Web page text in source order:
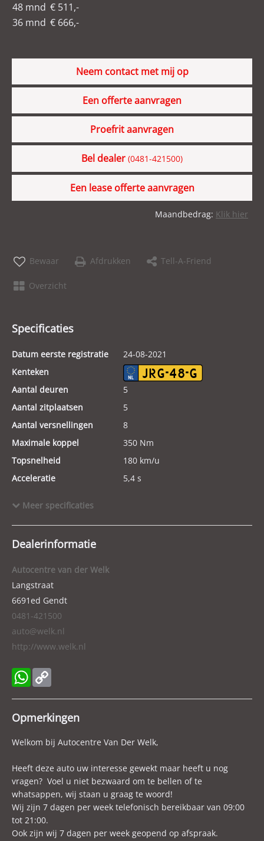
48 mnd € 511,-
36 mnd € 666,-
Neem contact met mij op
Een offerte aanvragen
Proefrit aanvragen
Bel dealer (0481-421500)
Een lease offerte aanvragen
Maandbedrag: Klik hier
Bewaar Afdrukken Tell-A-Friend
Overzicht
Specificaties
Datum eerste registratie
24-08-2021
Kenteken
JRG-48-G
Aantal deuren
5
Aantal zitplaatsen
5
Aantal versnellingen
8
Maximale koppel
350 Nm
Topsnelheid
180 km/u
Acceleratie
5,4 s
Laadvermogen
GVW
Lengte
Breedte
Wielbasis
Cilinderinhoud
Aantal cilinders
Kleur
Motorrijtuigenbelasting
Gewicht (leeg)
Modeldatum tot
Accucapaciteit
12 kWh
Emissieklasse
Euro 6d-TEMP
Max. trekgewicht
2.000 kg
CO₂-emissie
42 g/km
Meer specificaties
Dealerinformatie
Autocentre van der Welk
Langstraat
6691ed Gendt
0481-421500
auto@welk.nl
http://www.welk.nl
WhatsApp
Link
Opmerkingen
Welkom bij Autocentre Van Der Welk,
Heeft deze auto uw interesse gewekt maar heeft u nog
vragen? Voel u niet bezwaard om te bellen of te
whatsappen, wij staan u graag te woord!
Wij zijn 7 dagen per week telefonisch bereikbaar van 09:00
tot 21:00.
Ook zijn wij 7 dagen per week geopend op afspraak.